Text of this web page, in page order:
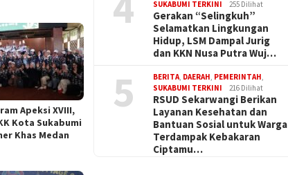
Apeksi XVIII,
Kota Sukabumi
Khas Medan
SUKABUMI TERKINI
255 Dilihat
Gerakan “Selingkuh”
Selamatkan Lingkungan
Hidup, LSM Dampal Jurig
dan KKN Nusa Putra Wuj…
5 BERITA, DAERAH, PEMERINTAH,
SUKABUMI TERKINI
216 Dilihat
RSUD Sekarwangi Berikan
Layanan Kesehatan dan
Bantuan Sosial untuk Warga
Terdampak Kebakaran
Ciptamu…